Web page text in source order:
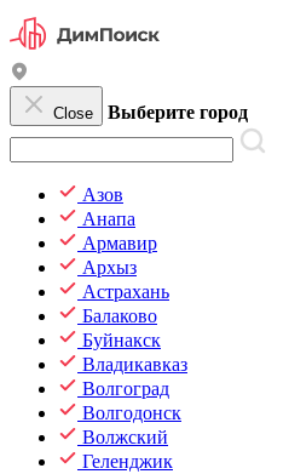
Close Выберите город
Азов
Анапа
Армавир
Архыз
Астрахань
Балаково
Буйнакск
Владикавказ
Волгоград
Волгодонск
Волжский
Геленджик